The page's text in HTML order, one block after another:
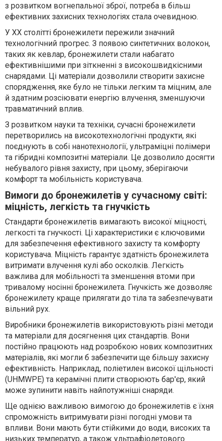
з розвитком вогнепальної зброї, потреба в більш
ефективних захисних технологіях стала очевидною.
У ХХ столітті бронежилети пережили значний
технологічний прогрес. З появою синтетичних волокон,
таких як кевлар, бронежилети стали набагато
ефективнішими при зіткненні з високошвидкісними
снарядами. Ці матеріали дозволили створити захисне
спорядження, яке було не тільки легким та міцним, але
й здатним розсіювати енергію влучення, зменшуючи
травматичний вплив.
З розвитком науки та техніки, сучасні бронежилети
перетворились на високотехнологічні продукти, які
поєднують в собі нанотехнології, ультраміцні полімери
та гібридні композитні матеріали. Це дозволило досягти
небувалого рівня захисту, при цьому, зберігаючи
комфорт та мобільність користувача.
Вимоги до бронежилетів у сучасному світі:
міцність, легкість та гнучкість
Стандарти бронежилетів вимагають високої міцності,
легкості та гнучкості. Ці характеристики є ключовими
для забезпечення ефективного захисту та комфорту
користувача. Міцність гарантує здатність бронежилета
витримати влучення кулі або осколків. Легкість
важлива для мобільності та зменшення втоми при
тривалому носінні бронежилета. Гнучкість же дозволяє
бронежилету краще прилягати до тіла та забезпечувати
вільний рух.
Виробники бронежилетів використовують різні методи
та матеріали для досягнення цих стандартів. Вони
постійно працюють над розробкою нових композитних
матеріалів, які могли б забезпечити ще більшу захисну
ефективність. Наприклад, поліетилен високої щільності
(UHMWPE) та керамічні плити створюють бар'єр, який
може зупинити навіть найпотужніші снаряди.
Ще однією важливою вимогою до бронежилетів є їхня
спроможність витримувати різні погодні умови та
впливи. Вони мають бути стійкими до води, високих та
низьких температур, а також ультрафіолетового